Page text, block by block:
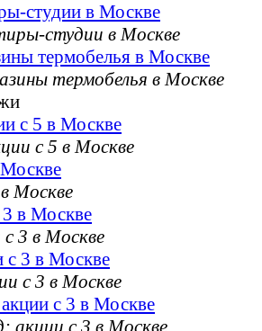
студии в Москве
термобелья в Москве
с 5 в Москве
в Москве
с 3 в Москве
с 3 в Москве